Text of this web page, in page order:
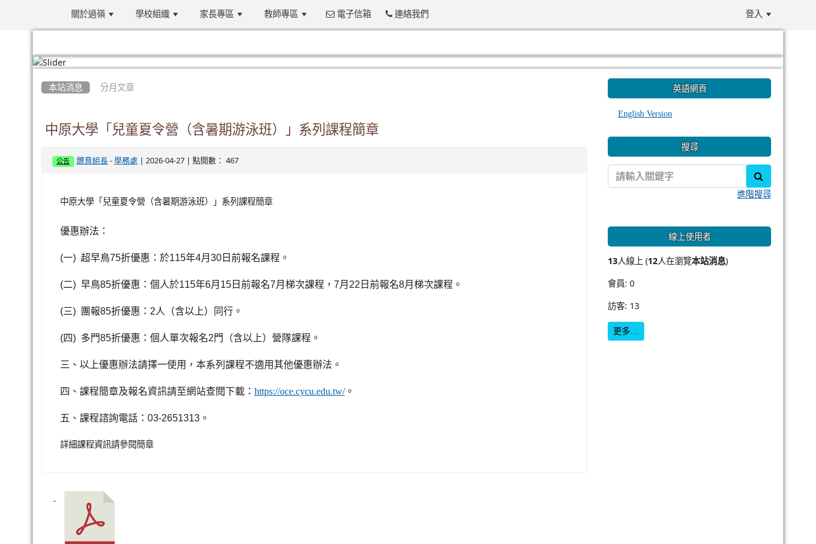
關於過嶺 學校組織 家長專區 教師專區 電子信箱 連絡我們 登入
本站消息 分月文章
中原大學「兒童夏令營（含暑期游泳班）」系列課程簡章
公告 體育組長- 學務處 | 2026-04-27 | 點閱數： 467
中原大學「兒童夏令營（含暑期游泳班）」系列課程簡章
優惠辦法：
(一) 超早鳥75折優惠：於115年4月 30日前報名課程。
(二) 早鳥85折優惠：個人於115年6月 15日前報名7月梯次課程， 7月 22 日前報名8月梯次課程。
(三) 團報85折優惠： 2人（含以上）同行。
(四) 多門85折優惠：個人單次報名2門（含以上）營隊課程。
三、以上優惠辦法請擇一使用，本系列課程不適用其他優惠辦法。
四、課程簡章及報名資訊請至網站查閱下載： https://oce.cycu.edu.tw/。
五、課程諮詢電話： 03-2651313。
詳細課程資訊請參閱簡章
英語網頁
English Version
搜尋
進階搜尋
線上使用者
13人線上 (12人在瀏覽本站消息)
會員: 0
訪客: 13
更多…